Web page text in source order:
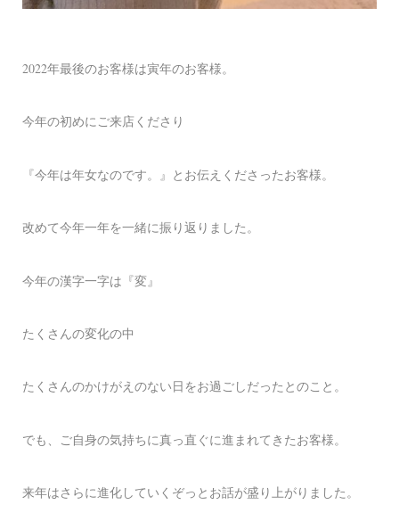
2022年最後のお客様は寅年のお客様。
今年の初めにご来店くださり
『今年は年女なのです。』とお伝えくださったお客様。
改めて今年一年を一緒に振り返りました。
今年の漢字一字は『変』
たくさんの変化の中
たくさんのかけがえのない日をお過ごしだったとのこと。
でも、ご自身の気持ちに真っ直ぐに進まれてきたお客様。
来年はさらに進化していくぞっとお話が盛り上がりました。